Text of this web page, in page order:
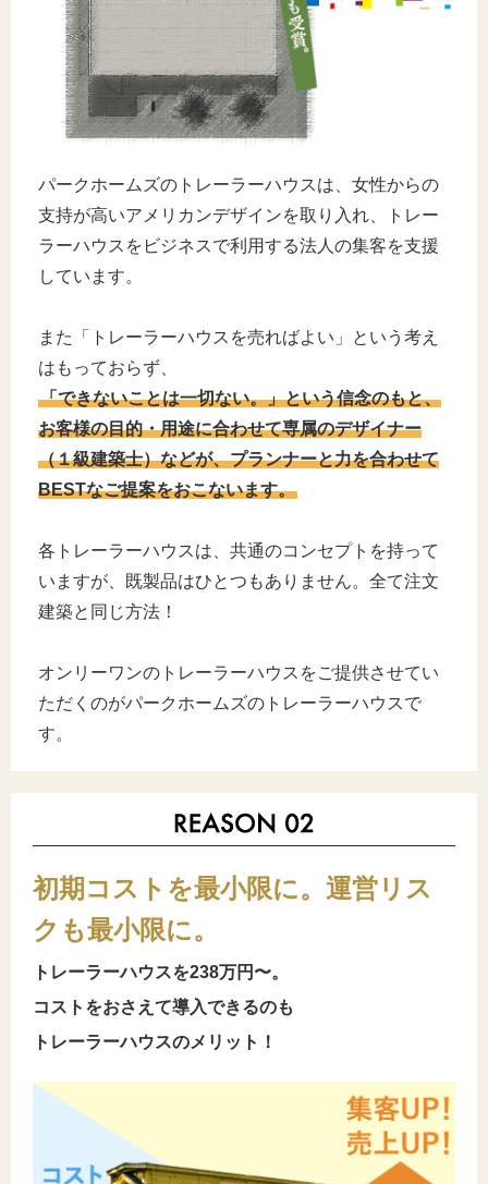
パークホームズのトレーラーハウスは、女性からの
支持が高いアメリカンデザインを取り入れ、トレー
ラーハウスをビジネスで利用する法人の集客を支援
しています。
また「トレーラーハウスを売ればよい」という考え
はもっておらず、
「できないことは一切ない。」という信念のもと、
お客様の目的・用途に合わせて専属のデザイナー
（１級建築士）などが、プランナーと力を合わせて
BESTなご提案をおこないます。
各トレーラーハウスは、共通のコンセプトを持って
いますが、既製品はひとつもありません。全て注文
建築と同じ方法！
オンリーワンのトレーラーハウスをご提供させてい
ただくのがパークホームズのトレーラーハウスで
す。
初期コストを最小限に。運営リス
クも最小限に。
トレーラーハウスを238万円〜。
コストをおさえて導入できるのも
トレーラーハウスのメリット！